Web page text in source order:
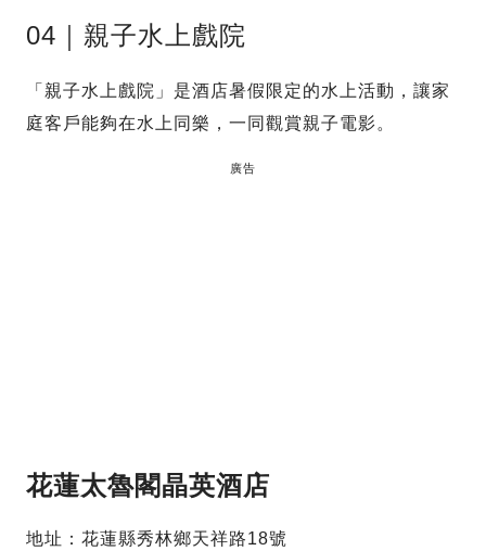
04｜親子水上戲院
「親子水上戲院」是酒店暑假限定的水上活動，讓家
庭客戶能夠在水上同樂，一同觀賞親子電影。
廣告
花蓮太魯閣晶英酒店
地址：花蓮縣秀林鄉天祥路18號